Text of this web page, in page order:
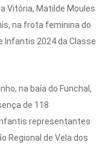
Vitória, Matilde Moules
na frota feminina do
Infantis 2024 da Classe
na baía do Funchal,
de 118
representantes
Regional de Vela dos